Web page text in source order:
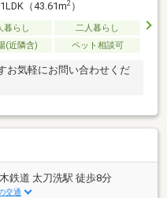
（43.61m2）
暮らし
二人暮らし
(近隣含) ペット相談可
お気軽にお問い合わせくだ
鉄道 太刀洗駅 徒歩8分
交通